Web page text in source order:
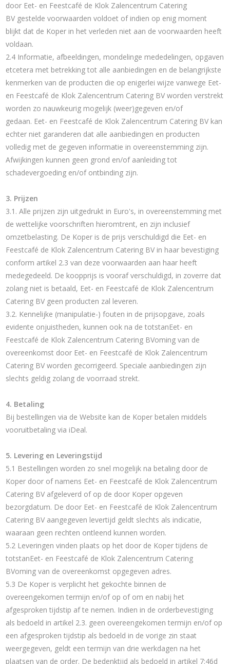
door Eet- en Feestcafé de Klok Zalencentrum Catering
BV gestelde voorwaarden voldoet of indien op enig moment
blijkt dat de Koper in het verleden niet aan de voorwaarden heeft
voldaan.
2.4 Informatie, afbeeldingen, mondelinge mededelingen, opgaven
etcetera met betrekking tot alle aanbiedingen en de belangrijkste
kenmerken van de producten die op enigerlei wijze vanwege Eet-
en Feestcafé de Klok Zalencentrum Catering BV worden verstrekt
worden zo nauwkeurig mogelijk (weer)gegeven en/of
gedaan. Eet- en Feestcafé de Klok Zalencentrum Catering BV kan
echter niet garanderen dat alle aanbiedingen en producten
volledig met de gegeven informatie in overeenstemming zijn.
Afwijkingen kunnen geen grond en/of aanleiding tot
schadevergoeding en/of ontbinding zijn.
3. Prijzen
3.1. Alle prijzen zijn uitgedrukt in Euro's, in overeenstemming met
de wettelijke voorschriften hieromtrent, en zijn inclusief
omzetbelasting. De Koper is de prijs verschuldigd die Eet- en
Feestcafé de Klok Zalencentrum Catering BV in haar bevestiging
conform artikel 2.3 van deze voorwaarden aan haar heeft
medegedeeld. De koopprijs is vooraf verschuldigd, in zoverre dat
zolang niet is betaald, Eet- en Feestcafé de Klok Zalencentrum
Catering BV geen producten zal leveren.
3.2. Kennelijke (manipulatie-) fouten in de prijsopgave, zoals
evidente onjuistheden, kunnen ook na de totstanEet- en
Feestcafé de Klok Zalencentrum Catering BVoming van de
overeenkomst door Eet- en Feestcafé de Klok Zalencentrum
Catering BV worden gecorrigeerd. Speciale aanbiedingen zijn
slechts geldig zolang de voorraad strekt.
4. Betaling
Bij bestellingen via de Website kan de Koper betalen middels
vooruitbetaling via iDeal.
5. Levering en Leveringstijd
5.1 Bestellingen worden zo snel mogelijk na betaling door de
Koper door of namens Eet- en Feestcafé de Klok Zalencentrum
Catering BV afgeleverd of op de door Koper opgeven
bezorgdatum. De door Eet- en Feestcafé de Klok Zalencentrum
Catering BV aangegeven levertijd geldt slechts als indicatie,
waaraan geen rechten ontleend kunnen worden.
5.2 Leveringen vinden plaats op het door de Koper tijdens de
totstanEet- en Feestcafé de Klok Zalencentrum Catering
BVoming van de overeenkomst opgegeven adres.
5.3 De Koper is verplicht het gekochte binnen de
overeengekomen termijn en/of op of om en nabij het
afgesproken tijdstip af te nemen. Indien in de orderbevestiging
als bedoeld in artikel 2.3. geen overeengekomen termijn en/of op
een afgesproken tijdstip als bedoeld in de vorige zin staat
weergegeven, geldt een termijn van drie werkdagen na het
plaatsen van de order. De bedenktijd als bedoeld in artikel 7:46d